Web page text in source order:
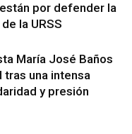
por defender la
la URSS
María José Baños
tras una intensa
y presión